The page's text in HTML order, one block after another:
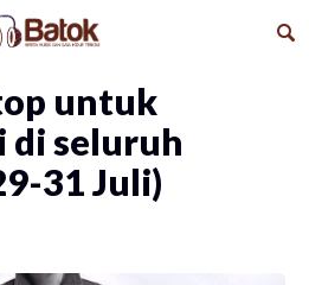
untuk
di seluruh
31 Juli)